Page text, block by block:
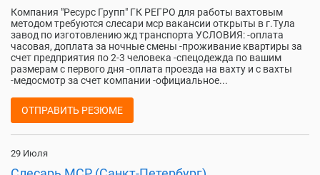
Компания "Ресурс Групп" ГК РЕГРО для работы вахтовым
методом требуются слесари мср вакансии открыты в г.Тула
завод по изготовлению жд транспорта УСЛОВИЯ: -оплата
часовая, доплата за ночные смены -проживание квартиры за
счет предприятия по 2-3 человека -спецодежда по вашим
размерам с первого дня -оплата проезда на вахту и с вахты
-медосмотр за счет компании -официальное...
ОТПРАВИТЬ РЕЗЮМЕ
29 Июля